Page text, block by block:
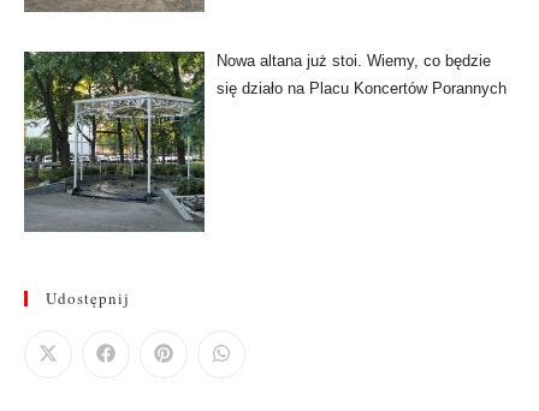
Nowa altana już stoi. Wiemy, co będzie
się działo na Placu Koncertów Porannych
Udostępnij